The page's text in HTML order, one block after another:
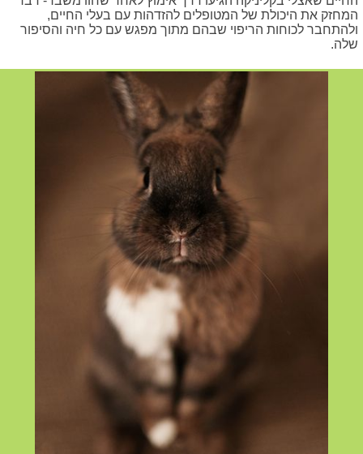
המחזק את היכולת של המטופלים להזדהות עם בעלי החיים,
ולהתחבר לכוחות הריפוי שבהם מתוך מפגש עם כל חיה והסיפור
שלה.